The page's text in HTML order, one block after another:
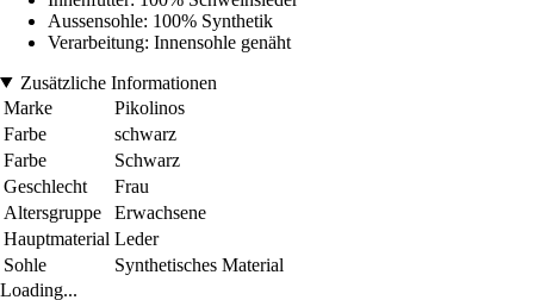
Aussensohle: 100% Synthetik
Verarbeitung: Innensohle genäht
Zusätzliche Informationen
Marke
Pikolinos
Farbe
schwarz
Farbe
Schwarz
Geschlecht
Frau
Altersgruppe
Erwachsene
Hauptmaterial Leder
Sohle
Synthetisches Material
Loading...